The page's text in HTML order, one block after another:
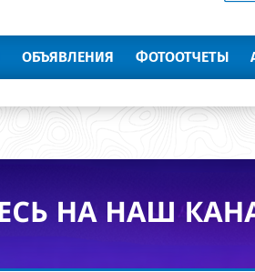
ОБЪЯВЛЕНИЯ ФОТООТЧЕТЫ